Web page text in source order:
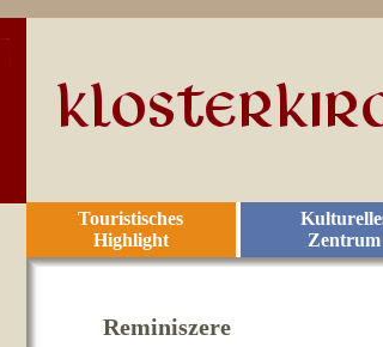
Zentrum
Touristisches
Highlight
Reminiszere